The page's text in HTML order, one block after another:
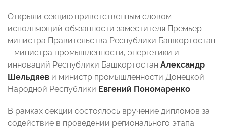
Открыли секцию приветственным словом
исполняющий обязанности заместителя Премьер-
министра Правительства Республики Башкортостан
– министра промышленности, энергетики и
инноваций Республики Башкортостан Александр
Шельдяев и министр промышленности Донецкой
Народной Республики Евгений Пономаренко.
В рамках секции состоялось вручение дипломов за
содействие в проведении регионального этапа